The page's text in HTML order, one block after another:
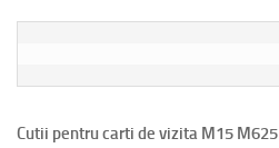
Cutii pentru carti de vizita M15 M625